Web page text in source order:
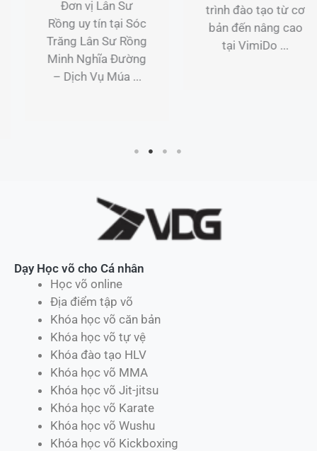
trình đào tạo từ cơ
bản đến nâng cao
tại VimiDo ...
trình đào tạo từ cơ
bản đến nâng cao
tại VimiDo Boxing.
Dạy Học võ cho Cá nhân
Học võ online
Địa điểm tập võ
Khóa học võ căn bản
Khóa học võ tự vệ
Khóa đào tạo HLV
Khóa học võ MMA
Khóa học võ Jit-jitsu
Khóa học võ Karate
Khóa học võ Wushu
Khóa học võ Kickboxing